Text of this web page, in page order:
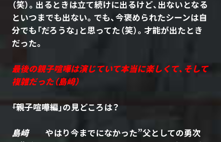
（笑）。出るときは立て続けに出るけど、出ないとなる
といつまでも出ない。でも、今褒められたシーンは自
分でも「だろうな」と思ってた（笑）。才能が出たとき
だった。
最後の親子喧嘩は演じていて本当に楽しくて、そして
複雑だった（島﨑）
――「親子喧嘩編」の見どころは？
島﨑やはり今までになかった”父としての勇次